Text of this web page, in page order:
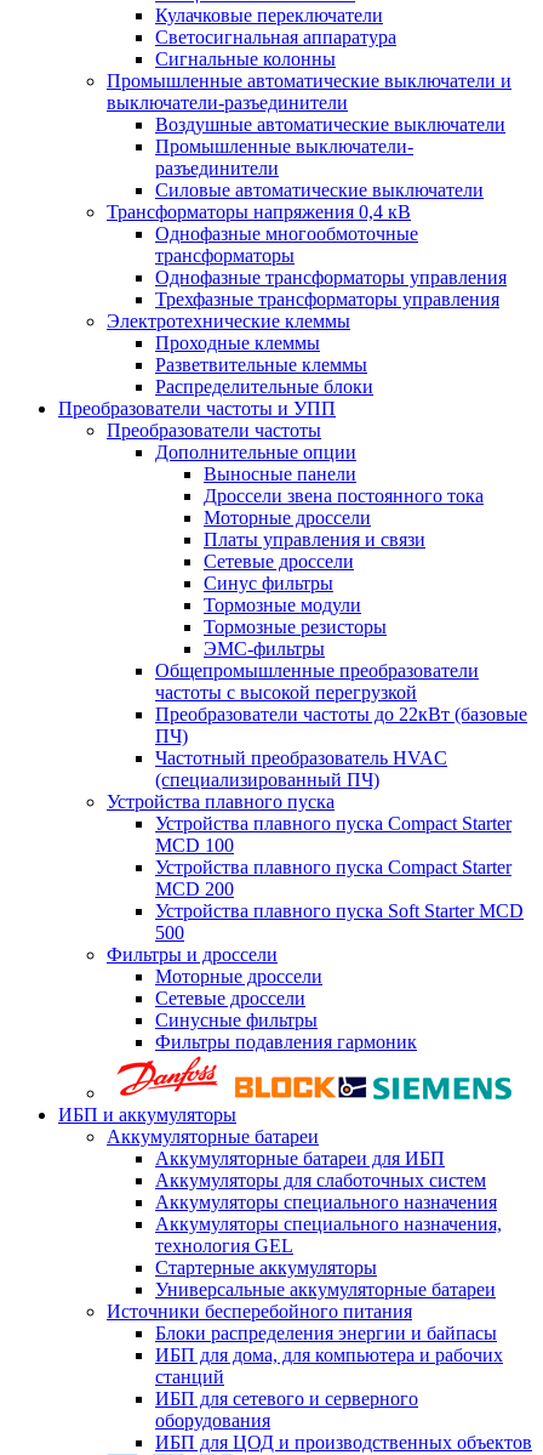
Кулачковые переключатели
Светосигнальная аппаратура
Сигнальные колонны
Промышленные автоматические выключатели и
выключатели-разъединители
Воздушные автоматические выключатели
Промышленные выключатели-
разъединители
Силовые автоматические выключатели
Трансформаторы напряжения 0,4 кВ
Однофазные многообмоточные
трансформаторы
Однофазные трансформаторы управления
Трехфазные трансформаторы управления
Электротехнические клеммы
Проходные клеммы
Разветвительные клеммы
Распределительные блоки
Преобразователи частоты и УПП
Преобразователи частоты
Дополнительные опции
Выносные панели
Дроссели звена постоянного тока
Моторные дроссели
Платы управления и связи
Сетевые дроссели
Синус фильтры
Тормозные модули
Тормозные резисторы
ЭМС-фильтры
Общепромышленные преобразователи
частоты с высокой перегрузкой
Преобразователи частоты до 22кВт (базовые
ПЧ)
Частотный преобразователь HVAC
(специализированный ПЧ)
Устройства плавного пуска
Устройства плавного пуска Compact Starter
MCD 100
Устройства плавного пуска Compact Starter
MCD 200
Устройства плавного пуска Soft Starter MCD
500
Фильтры и дроссели
Моторные дроссели
Сетевые дроссели
Синусные фильтры
Фильтры подавления гармоник
ИБП и аккумуляторы
Аккумуляторные батареи
Аккумуляторные батареи для ИБП
Аккумуляторы для слаботочных систем
Аккумуляторы специального назначения
Аккумуляторы специального назначения,
технология GEL
Стартерные аккумуляторы
Универсальные аккумуляторные батареи
Источники бесперебойного питания
Блоки распределения энергии и байпасы
ИБП для дома, для компьютера и рабочих
станций
ИБП для сетевого и серверного
оборудования
ИБП для ЦОД и производственных объектов